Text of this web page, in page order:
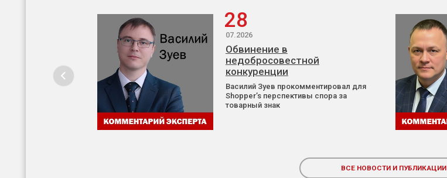
28
07.2026
Обвинение в
недобросовестной
конкуренции
Василий Зуев прокомментировал для
Shopper’s перспективы спора за
товарный знак
ВСЕ НОВОСТИ И ПУБЛИКАЦИИ